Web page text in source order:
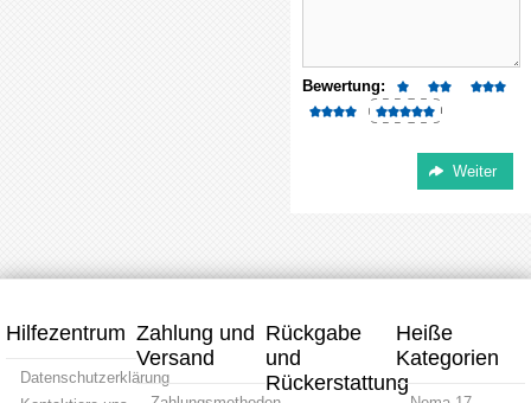
Bewertung:
Hilfezentrum
Datenschutzerklärung
Zahlung und
Versand
Rückgabe
und
Rückerstattung
Heiße
Kategorien